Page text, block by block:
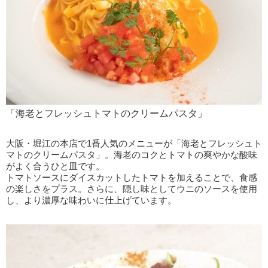
「海老とフレッシュトマトのクリームパスタ」
大阪・堀江の本店で1番人気のメニューが「海老とフレッシュト
マトのクリームパスタ」。海老のコクとトマトの爽やかな酸味
がよく合うひと皿です。
トマトソースにダイスカットしたトマトを加えることで、食感
の楽しさをプラス。さらに、隠し味としてウニのソースを使用
し、より濃厚な味わいに仕上げています。